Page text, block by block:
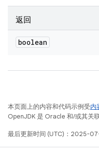
返回
boolean
本页面上的内容和代码示例受内
OpenJDK 是 Oracle 和/或其关
最后更新时间 (UTC)：2025-07-